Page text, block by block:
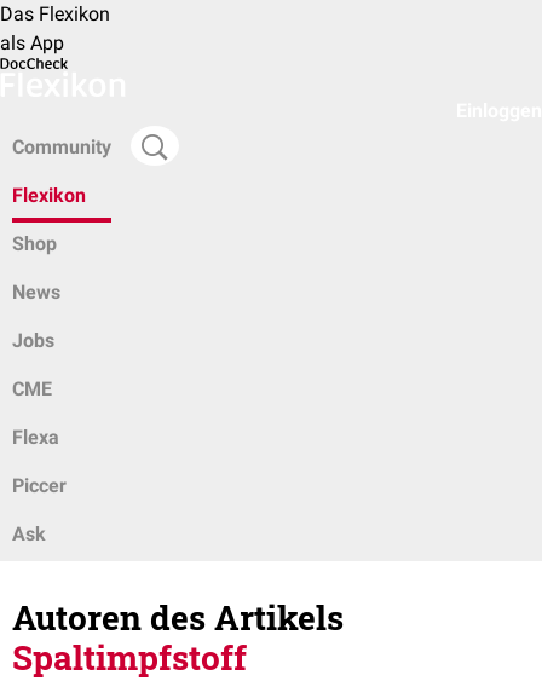
Das Flexikon
als App
Community
Flexikon
Shop
News
Jobs
CME
Flexa
Piccer
Ask
Autoren des Artikels
Spaltimpfstoff